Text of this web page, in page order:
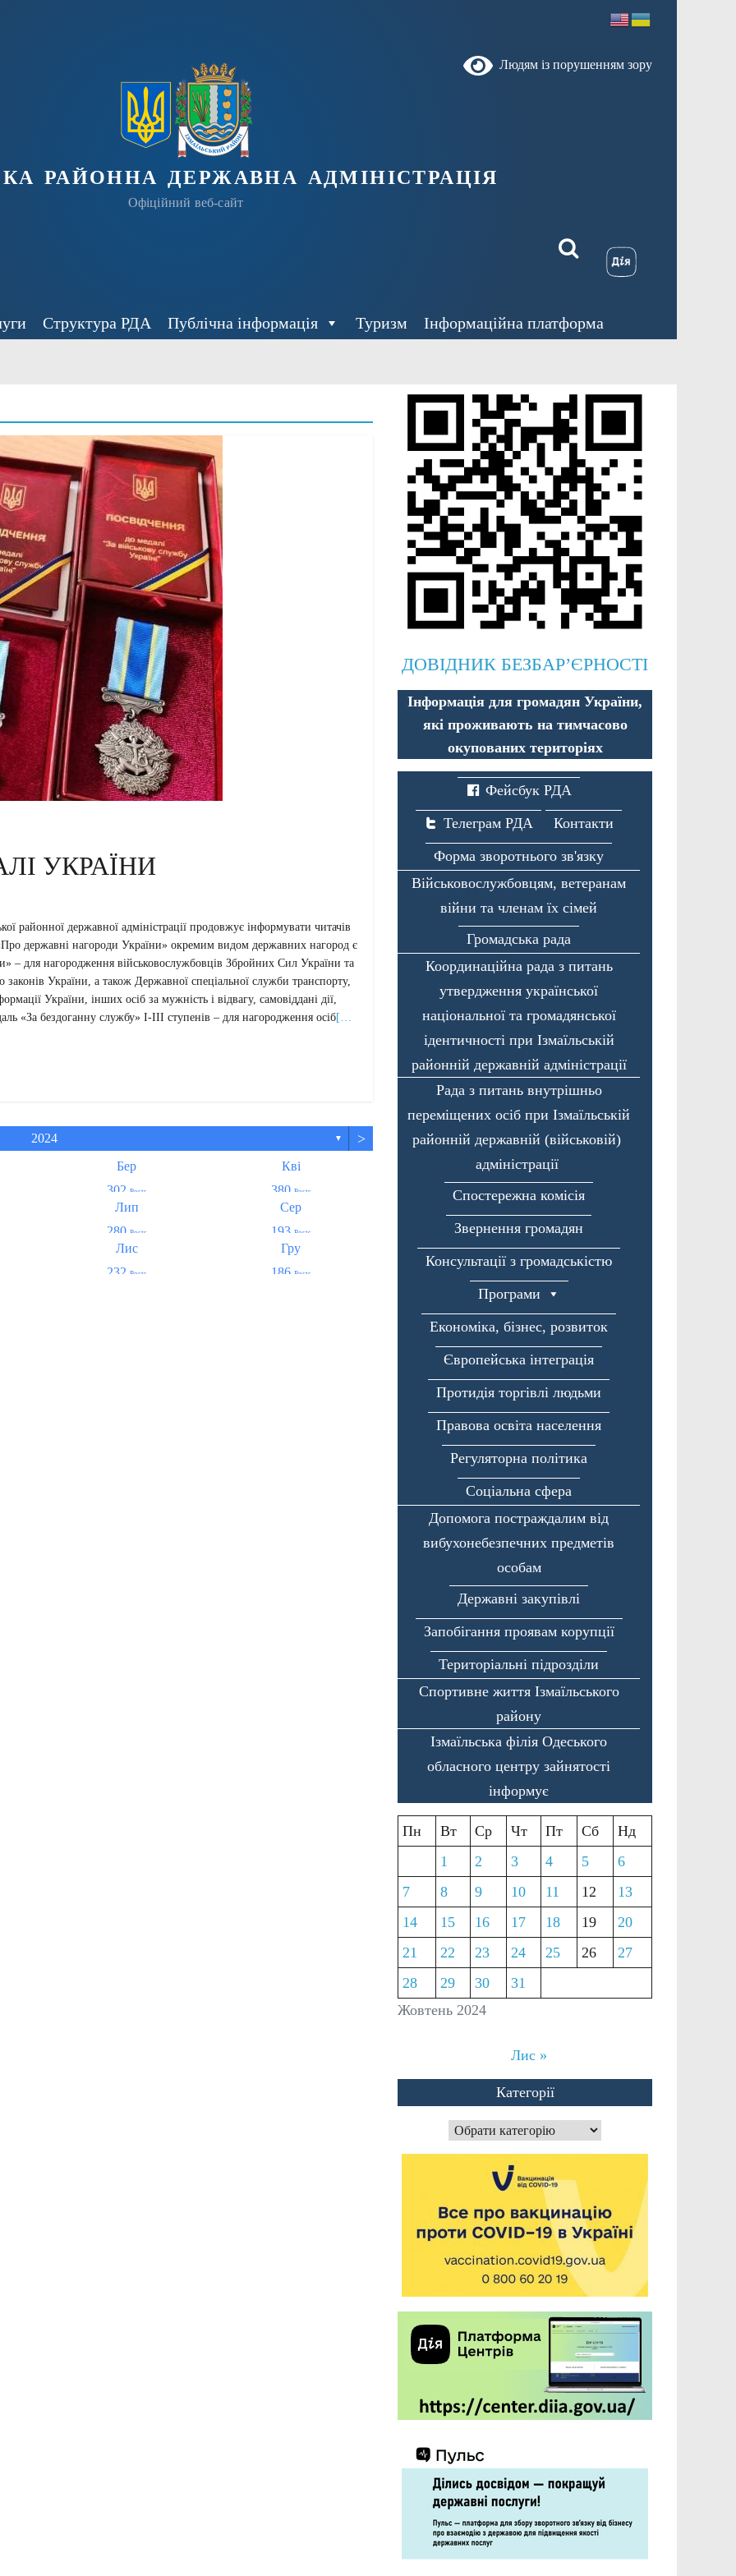
Людям із порушенням зору
районна державна адміністрація
Офіційний веб-сайт
Структура РДА Публічна інформація Туризм Інформаційна платформа
УКРАЇНИ
районної державної адміністрації продовжує інформувати читачів
державні нагороди України» окремим видом державних нагород є
– для нагородження військовослужбовців Збройних Сил України та
України, а також Державної спеціальної служби транспорту,
України, інших осіб за мужність і відвагу, самовіддані дії,
«За бездоганну службу» I-III ступенів – для нагородження осіб[…
2024 ▼ >
Бер
302 Posts
Кві
380 Posts
Лип
280 Posts
Сер
193 Posts
Лис
232 Posts
Гру
186 Posts
ДОВІДНИК БЕЗБАР’ЄРНОСТІ
Інформація для громадян України,
які проживають на тимчасово
окупованих територіях
Фейсбук РДА
Телеграм РДА
Контакти
Форма зворотнього зв'язку
Військовослужбовцям, ветеранам
війни та членам їх сімей
Громадська рада
Координаційна рада з питань
утвердження української
національної та громадянської
ідентичності при Ізмаїльській
районній державній адміністрації
Рада з питань внутрішньо
переміщених осіб при Ізмаїльській
районній державній (військовій)
адміністрації
Спостережна комісія
Звернення громадян
Консультації з громадськістю
Програми
Економіка, бізнес, розвиток
Європейська інтеграція
Протидія торгівлі людьми
Правова освіта населення
Регуляторна політика
Соціальна сфера
Допомога постраждалим від
вибухонебезпечних предметів
особам
Державні закупівлі
Запобігання проявам корупції
Територіальні підрозділи
Спортивне життя Ізмаїльського
району
Ізмаїльська філія Одеського
обласного центру зайнятості
інформує
Жовтень 2024
Пн Вт Ср Чт Пт Сб
Нд
1
2 3 4 5
6
7
8 9 10 11 12
13
14
15 16 17 18 19
20
21
22 23 24 25 26
27
28
29 30 31
Лис »
Категорії
Категорії